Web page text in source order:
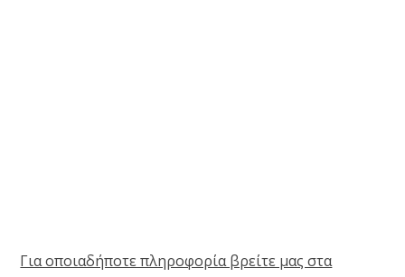
Για οποιαδήποτε πληροφορία βρείτε μας στα